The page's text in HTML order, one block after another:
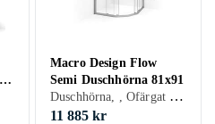
Macro Design Flow
Semi Duschhörna 81x91
Duschhörna, , Ofärgat (klart glas)
11 885 kr